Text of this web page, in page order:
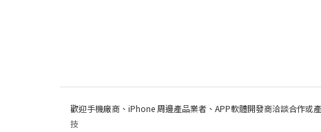
歡迎手機廠商、iPhone 周邊產品業者、APP軟體開發商洽談合作或
技